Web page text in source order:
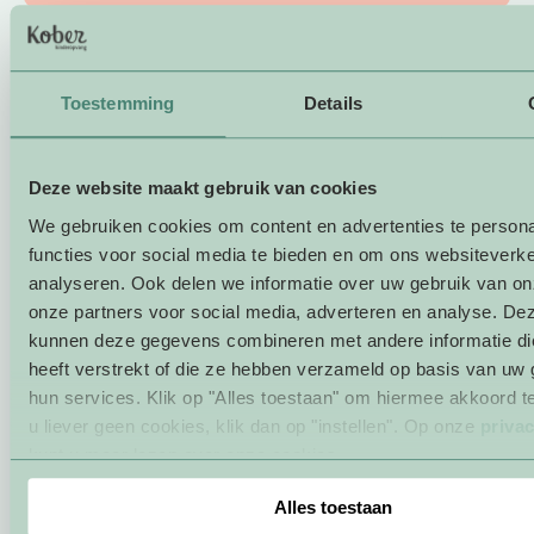
Toestemming Details
Deze website maakt gebruik van cookies
We gebruiken cookies om content en advertenties te
functies voor social media te bieden en om ons
analyseren. Ook delen we informatie over uw gebruik van
onze partners voor social media, adverteren en analyse.
kunnen deze gegevens combineren met andere informatie
heeft verstrekt of die ze hebben verzameld op basis van uw
hun services. Klik op "Alles toestaan" om hiermee akkoord
u liever geen cookies, klik dan op "instellen". Op onze
kunt u meer lezen over onze cookies.
Alles toestaan
Zusatzleistungen
Da wir wissen, dass Arbeitstage manchmal
sehr hektisch sein können, gehen wir gerne auf
Ihre Bedürfnisse ein. An vielen unserer
Standorte können Sie Ihr Kind beispielsweise
früher bringen oder später abholen. Können
Sie die Kinderbetreuung an einem bestimmten
Tag nicht in Anspruch nehmen, etwa wegen
Krankheit? Dann können Sie die Betreuung
können dann zu einem anderen Zeitpunkt